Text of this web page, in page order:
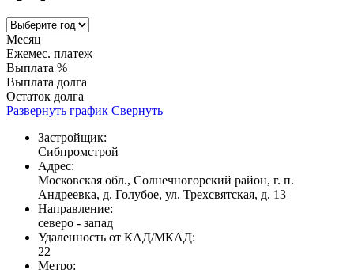
Месяц
Ежемес. платеж
Выплата %
Выплата долга
Остаток долга
Развернуть график Свернуть
Застройщик:
Сибпромстрой
Адрес:
Московская обл., Солнечногорский район, г. п.
Андреевка, д. Голубое, ул. Трехсвятская, д. 13
Направление:
северо - запад
Удаленность от КАД/МКАД:
22
Метро: